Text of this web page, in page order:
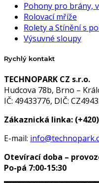
Pohony pro brány,
Rolovací mříže
Rolety a Stínění s
Výsuvné sloupy
Rychlý kontakt
TECHNOPARK CZ s.r.o.
Hudcova 78b, Brno –
IČ: 49433776, DIČ:
Zákaznická linka:
E-mail:
Otevírací doba –
Po-pá 7:00-15:30